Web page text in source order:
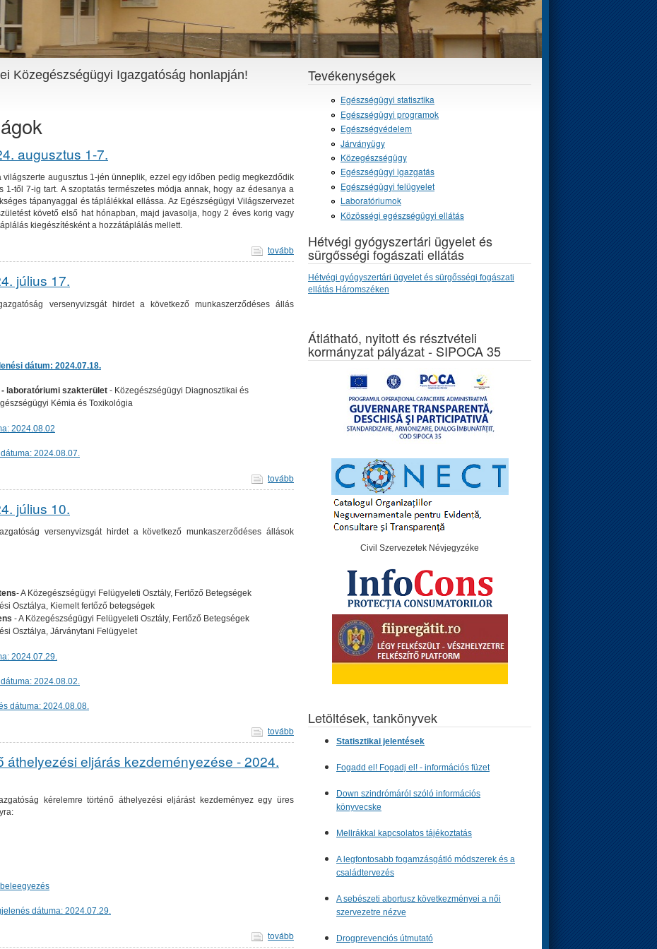
Közegészségügyi Igazgatóság honlapján!
augusztus 1-7.
augusztus 1-jén ünneplik, ezzel egy időben pedig megkezdődik
1-től 7-ig tart. A szoptatás természetes módja annak, hogy az édesanya a
tápanyaggal és táplálékkal ellássa. Az Egészségügyi Világszervezet
követő első hat hónapban, majd javasolja, hogy 2 éves korig vagy
kiegészítésként a hozzátáplálás mellett.
tovább
július 17.
versenyvizsgát hirdet a következő munkaszerződéses állás
dátum: 2024.07.18.
laboratóriumi szakterület- Közegészségügyi Diagnosztikai és
Kémia és Toxikológia
2024.08.02
2024.08.07.
tovább
július 10.
versenyvizsgát hirdet a következő munkaszerződéses állások
- A Közegészségügyi Felügyeleti Osztály, Fertőző Betegségek
Osztálya, Kiemelt fertőző betegségek
- A Közegészségügyi Felügyeleti Osztály, Fertőző Betegségek
Osztálya, Járványtani Felügyelet
2024.07.29.
2024.08.02.
dátuma: 2024.08.08.
tovább
áthelyezési eljárás kezdeményezése - 2024.
kérelemre történő áthelyezési eljárást kezdeményez egy üres
dátuma: 2024.07.29.
tovább
Tevékenységek
Egészségügyi statisztika
Egészségügyi programok
Egészségvédelem
Járványügy
Közegészségügy
Egészségügyi igazgatás
Egészségügyi felügyelet
Laboratóriumok
Közösségi egészségügyi ellátás
Hétvégi gyógyszertári ügyelet és
sürgősségi fogászati ellátás
Hétvégi gyógyszertári ügyelet és sürgősségi fogászati
ellátás Háromszéken
Átlátható, nyitott és résztvételi
kormányzat pályázat - SIPOCA 35
Civil Szervezetek Névjegyzéke
Letöltések, tankönyvek
Statisztikai jelentések
Fogadd el! Fogadj el! - információs füzet
Down szindrómáról szóló információs
könyvecske
Mellrákkal kapcsolatos tájékoztatás
A legfontosabb fogamzásgátló módszerek és a
családtervezés
A sebészeti abortusz következményei a női
szervezetre nézve
Drogprevenciós útmutató